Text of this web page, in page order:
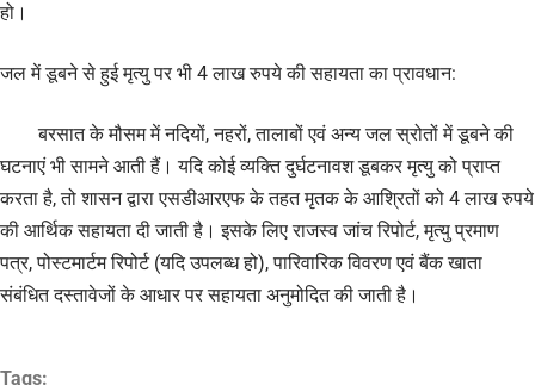
हो।
जल में डूबने से हुई मृत्यु पर भी 4 लाख रुपये की सहायता का प्रावधान:
बरसात के मौसम में नदियों, नहरों, तालाबों एवं अन्य जल स्रोतों में डूबने की
घटनाएं भी सामने आती हैं। यदि कोई व्यक्ति दुर्घटनावश डूबकर मृत्यु को प्राप्त
करता है, तो शासन द्वारा एसडीआरएफ के तहत मृतक के आश्रितों को 4 लाख रुपये
की आर्थिक सहायता दी जाती है। इसके लिए राजस्व जांच रिपोर्ट, मृत्यु प्रमाण
पत्र, पोस्टमार्टम रिपोर्ट (यदि उपलब्ध हो), पारिवारिक विवरण एवं बैंक खाता
संबंधित दस्तावेजों के आधार पर सहायता अनुमोदित की जाती है।
Tags: